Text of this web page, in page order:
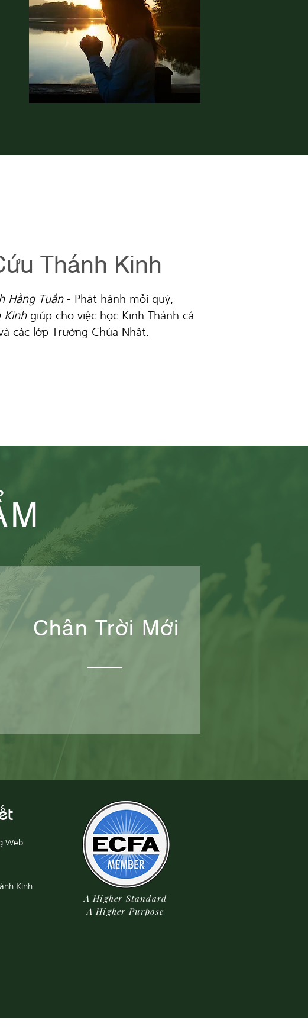
Thánh Kinh
Hằng Tuần- Phát hành mỗi quý,
Kinhgiúp cho việc học Kinh Thánh cá
các lớp Trường Chúa Nhật.
Chân Trời Mới
Web
Kinh
A Higher Standard
A Higher Purpose